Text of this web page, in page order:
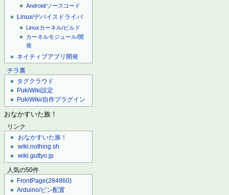
Android/ソースコード
Linux/デバイスドライバ
Linuxカーネル/ビルド
カーネルモジュール/開
発
ネイティブアプリ開発
チラ裏
タグクラウド
PukiWiki設定
PukiWiki/自作プラグイン
おなかすいた族！
リンク
おなかすいた族！
wiki.nothing.sh
wiki.guttyo.jp
人気の50件
FrontPage(284860)
Arduino/ピン配置